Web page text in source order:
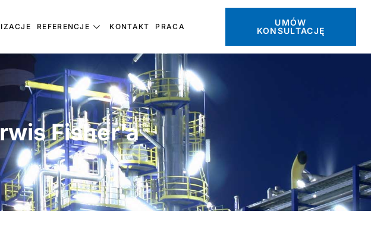
REFERENCJE KONTAKT PRACA
UMÓW
KONSULTACJĘ
Fisher’a